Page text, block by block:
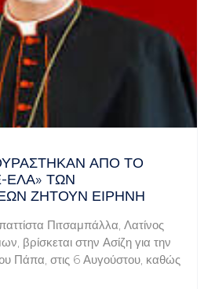
ΑΠΌ ΤΟ
ΈΛΑ» ΤΩΝ
ΖΗΤΟΎΝ ΕΙΡΉΝΗ
Πιτσαμπάλλα, Λατίνος
βρίσκεται στην Ασίζη για την
Πάπα, στις 6 Αυγούστου, καθώς